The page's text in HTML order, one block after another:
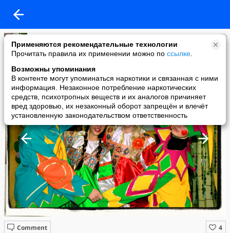
Применяются рекомендательные технологии
Прочитать правила их применении можно по ссылке
Возможны упоминания
В контенте могут упоминаться наркотики и связанная с ними
информация. Незаконное потребление наркотических
средств, психотропных веществ и их аналогов причиняет
вред здоровью, их незаконный оборот запрещён и влечёт
установленную законодательством ответственность
ananas ananasov
added a photo
11 Mar в 13:16
Comment